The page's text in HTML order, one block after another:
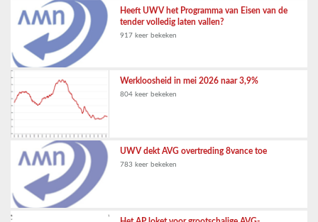
Heeft UWV het Programma van Eisen van de
tender volledig laten vallen?
917 keer bekeken
Werkloosheid in mei 2026 naar 3,9%
804 keer bekeken
UWV dekt AVG overtreding 8vance toe
783 keer bekeken